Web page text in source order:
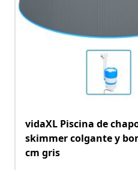
vidaXL Piscina de
skimmer colgante y
cm gris